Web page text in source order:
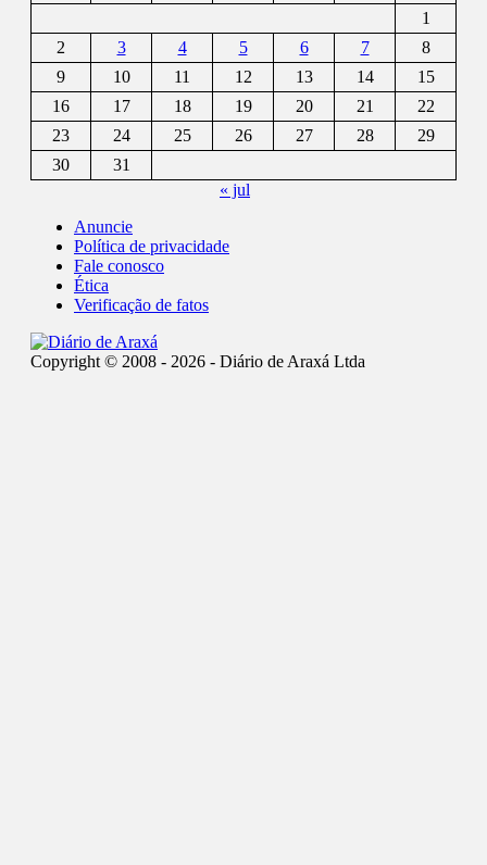
1
2
3 4 5 6 7
8
9
10 11 12 13 14
15
16
17 18 19 20 21
22
23
24 25 26 27 28
29
30
31
« jul
Anuncie
Política de privacidade
Fale conosco
Ética
Verificação de fatos
Copyright © 2008 - 2026 - Diário de Araxá Ltda